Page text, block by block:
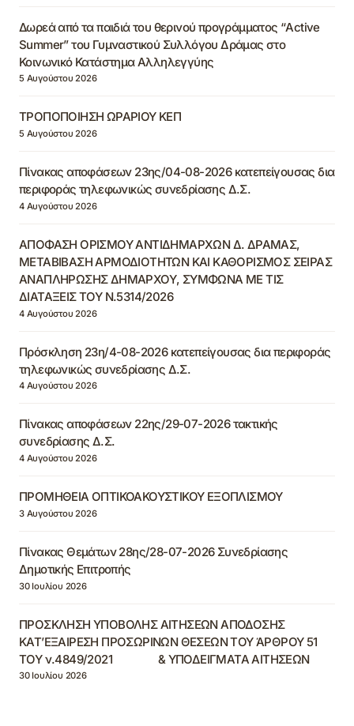
Δωρεά από τα παιδιά του θερινού προγράμματος “Active
Summer” του Γυμναστικού Συλλόγου Δράμας στο
Κοινωνικό Κατάστημα Αλληλεγγύης
5 Αυγούστου 2026
ΤΡΟΠΟΠΟΙΗΣΗ ΩΡΑΡΙΟΥ ΚΕΠ
5 Αυγούστου 2026
Πίνακας αποφάσεων 23ης/04-08-2026 κατεπείγουσας δια
περιφοράς τηλεφωνικώς συνεδρίασης Δ.Σ.
4 Αυγούστου 2026
ΑΠΟΦΑΣΗ ΟΡΙΣΜΟΥ ΑΝΤΙΔΗΜΑΡΧΩΝ Δ. ΔΡΑΜΑΣ,
ΜΕΤΑΒΙΒΑΣΗ ΑΡΜΟΔΙΟΤΗΤΩΝ ΚΑΙ ΚΑΘΟΡΙΣΜΟΣ ΣΕΙΡΑΣ
ΑΝΑΠΛΗΡΩΣΗΣ ΔΗΜΑΡΧΟΥ, ΣΥΜΦΩΝΑ ΜΕ ΤΙΣ
ΔΙΑΤΑΞΕΙΣ ΤΟΥ Ν.5314/2026
4 Αυγούστου 2026
Πρόσκληση 23η/4-08-2026 κατεπείγουσας δια περιφοράς
τηλεφωνικώς συνεδρίασης Δ.Σ.
4 Αυγούστου 2026
Πίνακας αποφάσεων 22ης/29-07-2026 τακτικής
συνεδρίασης Δ.Σ.
4 Αυγούστου 2026
ΠΡΟΜΗΘΕΙΑ ΟΠΤΙΚΟΑΚΟΥΣΤΙΚΟΥ ΕΞΟΠΛΙΣΜΟΥ
3 Αυγούστου 2026
Πίνακας Θεμάτων 28ης/28-07-2026 Συνεδρίασης
Δημοτικής Επιτροπής
30 Ιουλίου 2026
ΠΡΟΣΚΛΗΣΗ ΥΠΟΒΟΛΗΣ ΑΙΤΗΣΕΩΝ ΑΠΟΔΟΣΗΣ
ΚΑΤ’ΕΞΑΙΡΕΣΗ ΠΡΟΣΩΡΙΝΩΝ ΘΕΣΕΩΝ ΤΟΥ ΆΡΘΡΟΥ 51
ΤΟΥ ν.4849/2021 & ΥΠΟΔΕΙΓΜΑΤΑ ΑΙΤΗΣΕΩΝ
30 Ιουλίου 2026